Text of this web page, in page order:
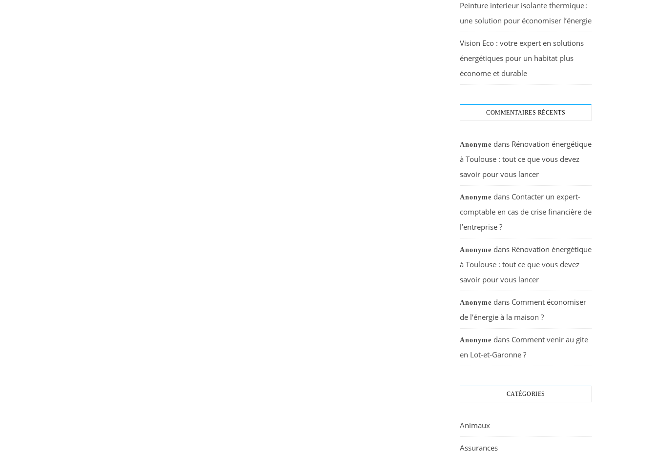
Peinture interieur isolante thermique :
une solution pour économiser l’énergie
Vision Eco : votre expert en solutions
énergétiques pour un habitat plus
économe et durable
COMMENTAIRES RÉCENTS
Anonyme dans Rénovation énergétique
à Toulouse : tout ce que vous devez
savoir pour vous lancer
Anonyme dans Contacter un expert-
comptable en cas de crise financière de
l’entreprise ?
Anonyme dans Rénovation énergétique
à Toulouse : tout ce que vous devez
savoir pour vous lancer
Anonyme dans Comment économiser
de l’énergie à la maison ?
Anonyme dans Comment venir au gite
en Lot-et-Garonne ?
CATÉGORIES
Animaux
Assurances